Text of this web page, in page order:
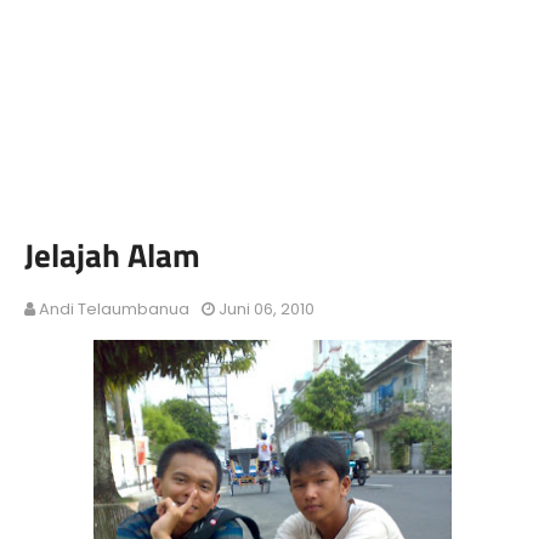
Jelajah Alam
Andi Telaumbanua Juni 06, 2010